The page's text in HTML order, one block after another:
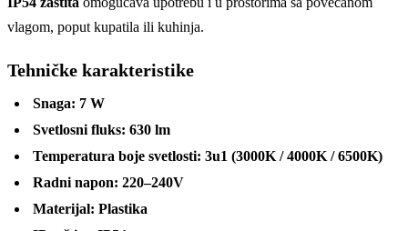
vlagom, poput kupatila ili kuhinja.
Tehničke karakteristike
Snaga: 7 W
Svetlosni fluks: 630 lm
Temperatura boje svetlosti: 3u1 (3000K / 4000K / 6500K)
Radni napon: 220–240V
Materijal: Plastika